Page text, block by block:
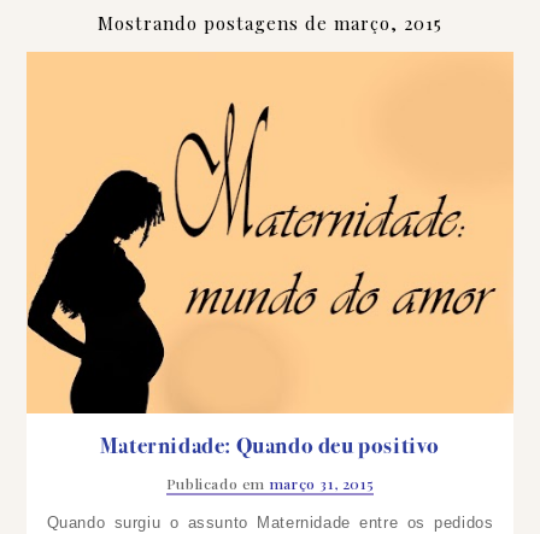
Mostrando postagens de março, 2015
Maternidade: Quando deu positivo
Publicado em março 31, 2015
Quando surgiu o assunto Maternidade entre os pedidos